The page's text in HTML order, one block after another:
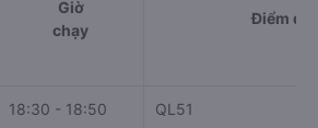
Giờ
chạy
Điểm đi
18:30 - 18:50 QL51